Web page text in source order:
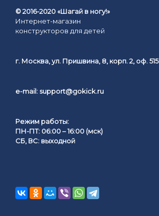
© 2016-2020 «Шагай в ногу!»
Интернет-магазин
конструкторов для детей
г. Москва, ул. Пришвина, 8, корп. 2, оф. 515
e-mail: support@gokick.ru
Режим работы:
ПН-ПТ: 06:00 – 16:00 (мск)
СБ, ВС: выходной